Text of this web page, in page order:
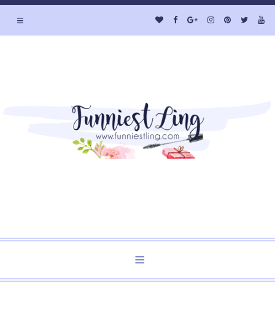
≡
Welcome to Funniest Ling's Personal Blog. A Blog about
≡